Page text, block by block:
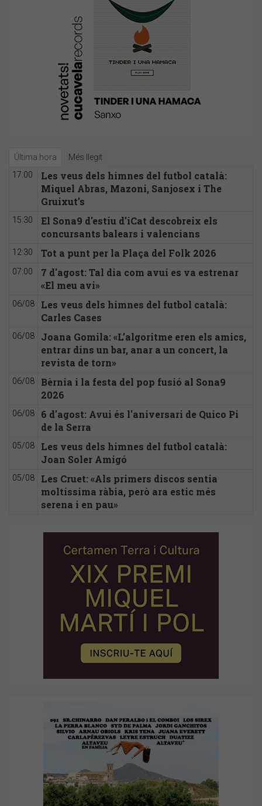
Última hora Més llegit
17:00
Les veus dels himnes del futbol català:
Miquel Abras, Mazoni, Sanjosex i The
Gruixut’s
15:30
El Sona9 d'estiu d'iCat descobreix els
concursants balears i valencians
12:30 Tot a punt per la Plaça del Folk 2026
07:00
7 d'agost: Tal dia com avui es va estrenar
«El meu avi»
06/08
Les veus dels himnes del futbol català:
Carles Cases
06/08
Joana Gomila: «L’algoritme eren els amics,
entrar dins un bar, anar a un concert, la
revista de torn»
06/08
Bèrnia i la festa del pop fusió al Sona9
2026
06/08
6 d'agost: Avui és l'aniversari de Quico Pi
de la Serra
05/08
Les veus dels himnes del futbol català:
Joan Soler Amigó
05/08
Les Cruet: «Als primers discos sentia
moltíssima ràbia, però ara estic més
serena i en pau»